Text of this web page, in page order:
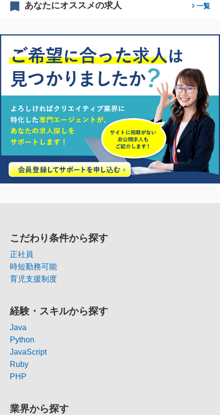
あなたにオススメの求人 一覧
こだわり条件から探す
正社員
時短勤務可能
育児支援制度
経験・スキルから探す
Java
Python
JavaScript
Ruby
PHP
業界から探す